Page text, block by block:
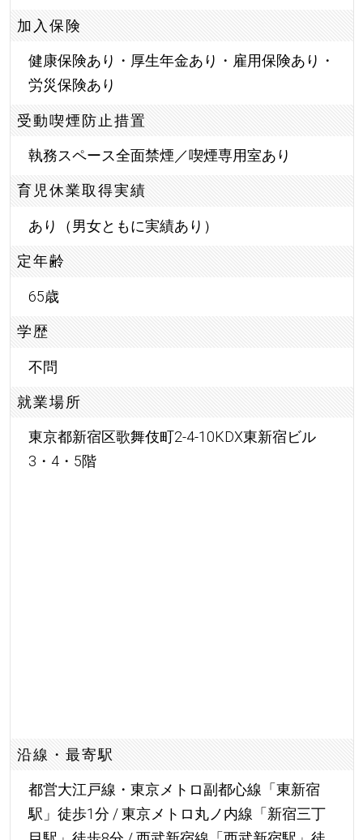
加入保険
健康保険あり・厚生年金あり・雇用保険あり・
労災保険あり
受動喫煙防止措置
執務スペース全面禁煙／喫煙専用室あり
育児休業取得実績
あり（男女ともに実績あり）
定年齢
65歳
学歴
不問
就業場所
東京都新宿区歌舞伎町2-4-10KDX東新宿ビル
3・4・5階
沿線・最寄駅
都営大江戸線・東京メトロ副都心線「東新宿
駅」徒歩1分 / 東京メトロ丸ノ内線「新宿三丁